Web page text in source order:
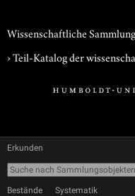
Wissenschaftliche
› Teil-Katalog der
Erkunden
Bestände Systematik